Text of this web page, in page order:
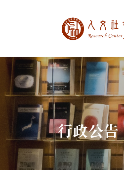
中央研
行政公告